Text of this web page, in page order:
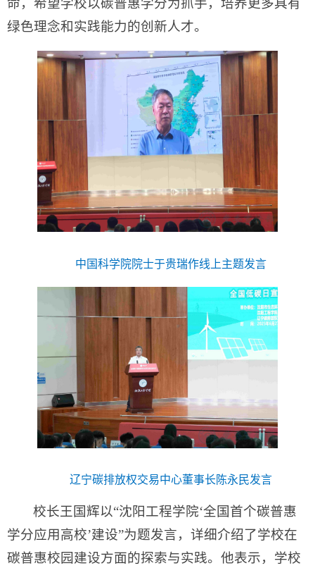
命，希望学校以碳普惠学分为抓手，培养更多具有
绿色理念和实践能力的创新人才。
中国科学院院士于贵瑞作线上主题发言
辽宁碳排放权交易中心董事长陈永民发言
校长王国辉以“沈阳工程学院‘全国首个碳普惠
学分应用高校’建设”为题发言，详细介绍了学校在
碳普惠校园建设方面的探索与实践。他表示，学校